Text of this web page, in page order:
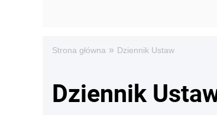
Strona główna » Dziennik Ustaw
Dziennik